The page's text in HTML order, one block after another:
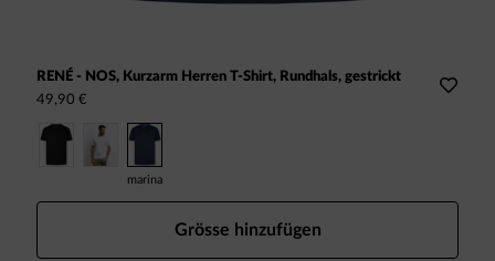
RENÉ - NOS, Kurzarm Herren T-Shirt, Rundhals, gestrickt
49,90 €
marina
Grösse hinzufügen